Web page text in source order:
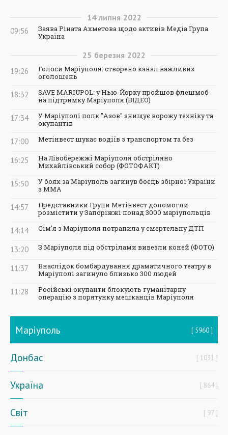
14 липня 2022
09:56
Заява Ріната Ахметова щодо активів Медіа Група
Україна
25 березня 2022
19:26
Голоси Маріуполя: створено канал важливих
оголошень
18:32
SAVE MARIUPOL: у Нью-Йорку пройшов флешмоб
на підтримку Маріуполя (ВІДЕО)
17:34
У Маріуполі полк "Азов" знищує ворожу техніку та
окупантів
17:00 Метінвест шукає водіїв з транспортом та без
16:25
На Лівобережжі Маріуполя обстріляно
Михайлівський собор (ФОТОФАКТ)
15:50
У боях за Маріуполь загинув боєць збірної України
з ММА
14:57
Представники Групи Метінвест допомогли
розмістити у Запоріжжі понад 3000 маріупольців
14:14 Сім'я з Маріуполя потрапила у смертельну ДТП
13:20 З Маріуполя під обстрілами вивезли коней (ФОТО)
11:37
Внаслідок бомбардування драматичного театру в
Маріуполі загинуло близько 300 людей
11:28
Російські окупанти блокують гуманітарну
операцію з порятунку мешканців Маріуполя
Маріуполь 5960
Донбас 1031
Україна 864
Світ 97